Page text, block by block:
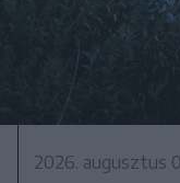
2026. augusztus